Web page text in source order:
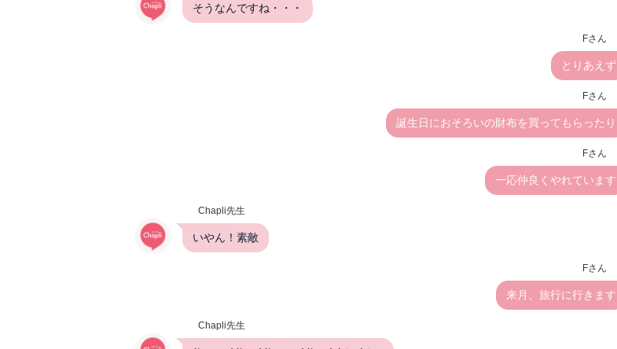
そうなんですね・・・
Fさん
とりあえず
Fさん
誕生日におそろいの財布を買ってもらったり
Fさん
一応仲良くやれています
Chapli先生
いやん！素敵
Fさん
来月、旅行に行きます
Chapli先生